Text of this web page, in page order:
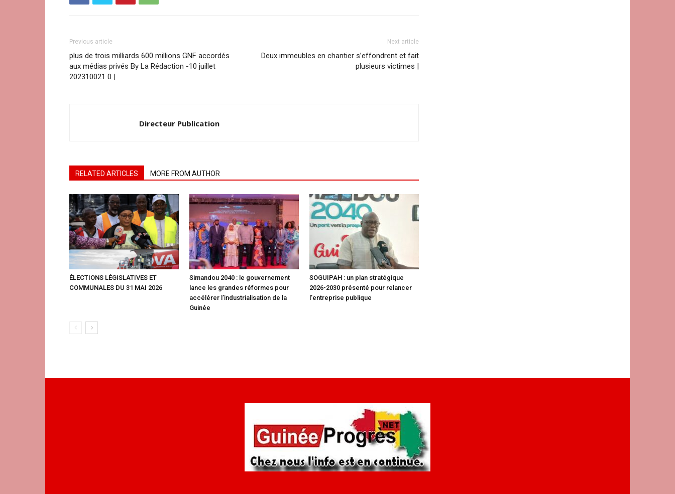
Previous article
plus de trois milliards 600 millions GNF accordés
aux médias privés By La Rédaction -10 juillet
202310021 0 |
Next article
Deux immeubles en chantier s’effondrent et fait
plusieurs victimes |
Directeur Publication
RELATED ARTICLES MORE FROM AUTHOR
ÉLECTIONS LÉGISLATIVES ET
COMMUNALES DU 31 MAI 2026
Simandou 2040 : le gouvernement
lance les grandes réformes pour
accélérer l’industrialisation de la
Guinée
SOGUIPAH : un plan stratégique
2026-2030 présenté pour relancer
l’entreprise publique